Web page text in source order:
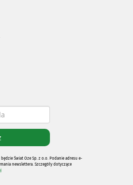
Świat Oze Sp. z o.o. Podanie adresu e-
newslettera. Szczegóły dotyczące